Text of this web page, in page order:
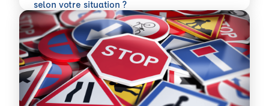
selon votre situation ?